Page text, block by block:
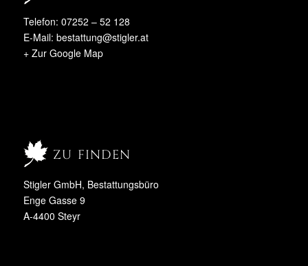
Telefon: 07252 – 52 128
E-Mail: bestattung@stigler.at
+ Zur Google Map
zu finden
Stigler GmbH, Bestattungsbüro
Enge Gasse 9
A-4400 Steyr